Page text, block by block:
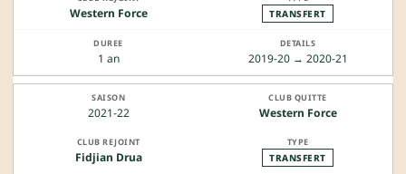
Western Force TRANSFERT
1 an 2019-20 → 2020-21
2021-22 Western Force
Fidjian Drua TRANSFERT